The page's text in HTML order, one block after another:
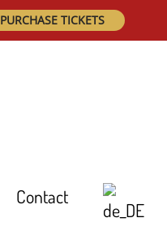
PURCHASE TICKETS
Contact